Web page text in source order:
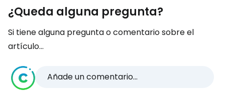
¿Queda alguna pregunta?
Si tiene alguna pregunta o comentario sobre el
artículo...
Añade un comentario...